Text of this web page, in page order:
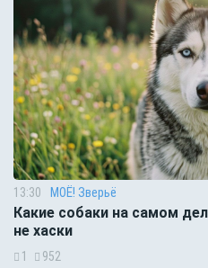
13:30 МОЁ! Зверьё
Какие собаки на самом
не хаски
1 952